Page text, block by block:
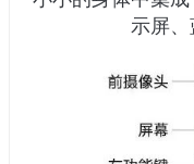
示屏